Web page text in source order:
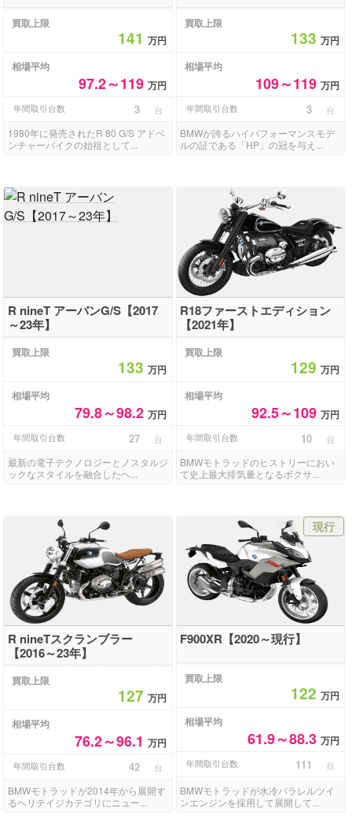
買取上限
141万円
相場平均
97.2～119万円
年間取引台数 3 台
1980年に発売されたR 80 G/S アドベ
ンチャーバイクの始祖として...
買取上限
133 万円
相場平均
109～119 万円
年間取引台数 3 台
BMWが誇るハイパフォーマンスモデ
ルの証である「HP」の冠を与え...
R nineT アーバンG/S【2017
～23年】
買取上限
133万円
相場平均
79.8～98.2万円
年間取引台数 27 台
最新の電子テクノロジーとノスタルジ
ックなスタイルを融合したヘ...
R18ファーストエディション
【2021年】
買取上限
129 万円
相場平均
92.5～109 万円
年間取引台数 10 台
BMWモトラッドのヒストリーにおい
て史上最大排気量となるボクサ...
R nineTスクランブラー
【2016～23年】
買取上限
127万円
相場平均
76.2～96.1万円
年間取引台数 42 台
BMWモトラッドが2014年から展開す
るヘリテイジカテゴリにニュー...
現行
F900XR【2020～現行】
買取上限
122 万円
相場平均
61.9～88.3 万円
年間取引台数 111 台
BMWモトラッドが水冷パラレルツイ
ンエンジンを採用して展開して...